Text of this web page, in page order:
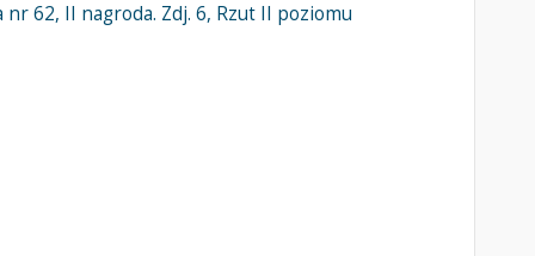
62, II nagroda. Zdj. 6, Rzut II poziomu